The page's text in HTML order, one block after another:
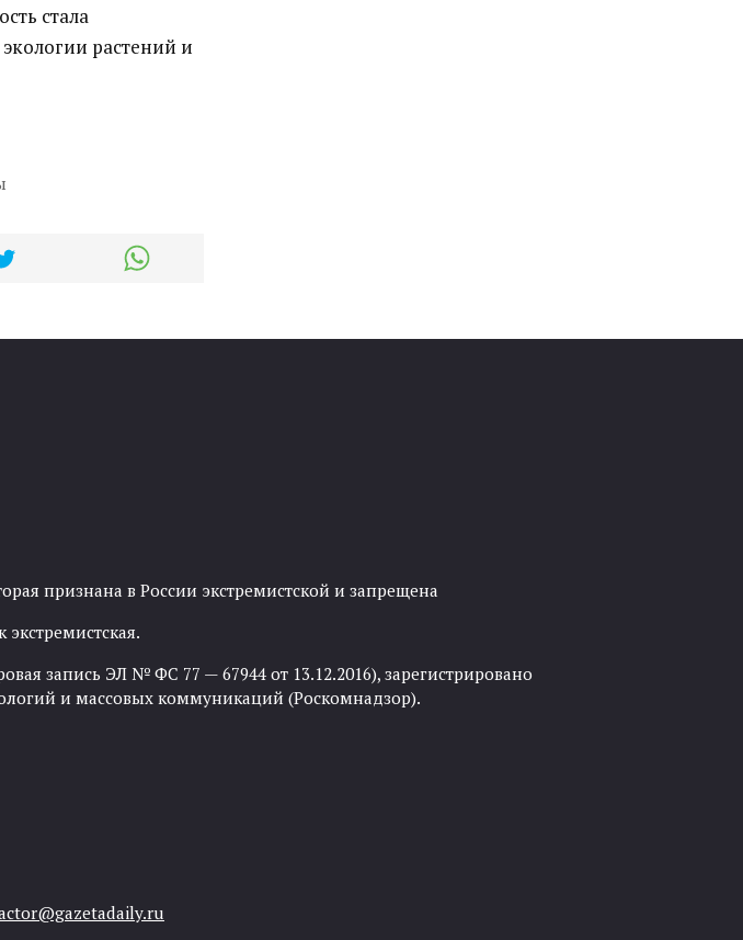
стала
растений и
признана в России экстремистской и запрещена
запись ЭЛ № ФС 77 — 67944 от 13.12.2016), зарегистрировано
и массовых коммуникаций (Роскомнадзор).